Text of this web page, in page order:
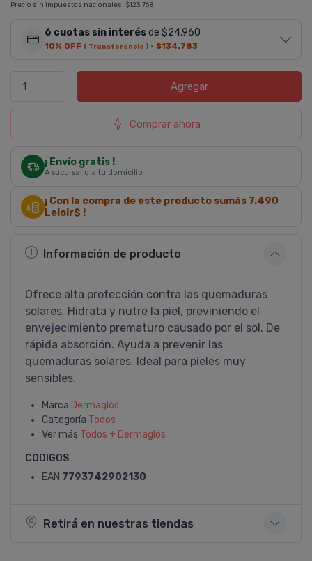
Precio sin impuestos nacionales: $123.768
6 cuotas sin interésde $24.960
10% OFF ( Transferencia ) · $134.783
Agregar
Comprar ahora
¡ Envío gratis !
A sucursal o a tu domicilio
¡ Con la compra de este producto sumás 7.490
Leloir$ !
Información de producto
Ofrece alta protección contra las quemaduras
solares. Hidrata y nutre la piel, previniendo el
envejecimiento prematuro causado por el sol. De
rápida absorción. Ayuda a prevenir las
quemaduras solares. Ideal para pieles muy
sensibles.
Marca Dermaglós
Categoría Todos
Ver más Todos + Dermaglós
CODIGOS
EAN 7793742902130
Retirá en nuestras tiendas